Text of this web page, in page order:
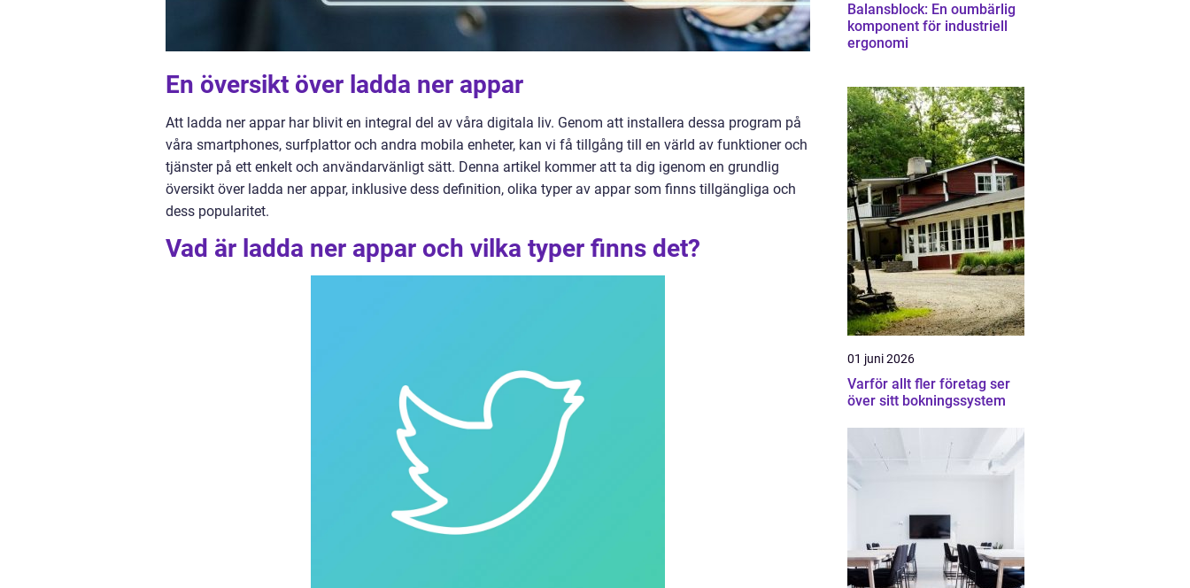
En översikt över ladda ner appar
Att ladda ner appar har blivit en integral del av våra digitala liv. Genom att installera dessa program på
våra smartphones, surfplattor och andra mobila enheter, kan vi få tillgång till en värld av funktioner och
tjänster på ett enkelt och användarvänligt sätt. Denna artikel kommer att ta dig igenom en grundlig
översikt över ladda ner appar, inklusive dess definition, olika typer av appar som finns tillgängliga och
dess popularitet.
Vad är ladda ner appar och vilka typer finns det?
Balansblock: En oumbärlig
komponent för industriell
ergonomi
01 juni 2026
Varför allt fler företag ser
över sitt bokningssystem